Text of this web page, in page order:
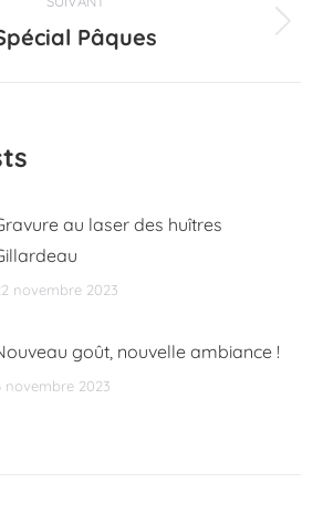
Article
Pâques
au laser des huîtres
novembre 2023
goût, nouvelle ambiance !
novembre 2023